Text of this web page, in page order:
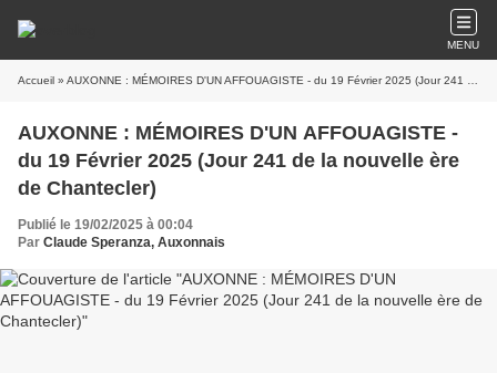
MENU
Accueil » AUXONNE : MÉMOIRES D'UN AFFOUAGISTE - du 19 Février 2025 (Jour 241 de la nouvelle ère de Chantecler)
AUXONNE : MÉMOIRES D'UN AFFOUAGISTE -
du 19 Février 2025 (Jour 241 de la nouvelle ère
de Chantecler)
Publié le 19/02/2025 à 00:04
Par Claude Speranza, Auxonnais